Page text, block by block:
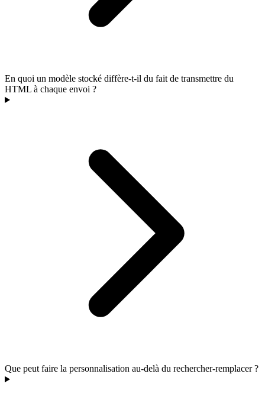
En quoi un modèle stocké diffère-t-il du fait de transmettre du
HTML à chaque envoi ?
Que peut faire la personnalisation au-delà du rechercher-remplacer ?